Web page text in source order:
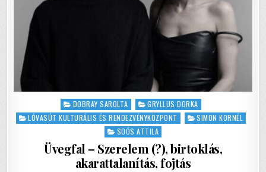
Posted
in
DOBRAY SAROLTA
GRYLLUS DORKA
LÓVASÚT KULTURÁLIS ÉS RENDEZVÉNYKÖZPONT
SIMON KORNÉL
SOÓS ATTILA
Üvegfal – Szerelem (?), birtoklás,
akarattalanítás, fojtás